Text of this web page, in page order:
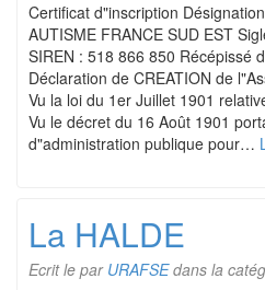
Certificat d"inscription
AUTISME FRANCE SUD EST
SIREN : 518 866 850 Récépissé
Déclaration de CREATION de
Vu la loi du 1er Juillet 1901
Vu le décret du 16 Août 1901
d"administration publique pour…
La HALDE
Ecrit le par URAFSEdans la